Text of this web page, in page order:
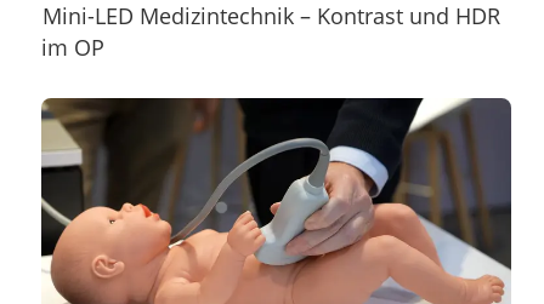
Mini-LED Medizintechnik – Kontrast und HDR
im OP